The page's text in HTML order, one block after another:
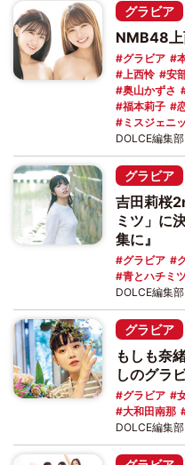
グラビア
NMB48上
グラビア
上西怜
安
奥山かずさ
福本莉子
ミスジェニ
DOLCE編集部
グラビア
吉田莉桜
ミツ」に
集に』
グラビア
青とハチミ
DOLCE編集部
グラビア
もしも奈
しのグラ
グラビア
大和田南那
DOLCE編集部